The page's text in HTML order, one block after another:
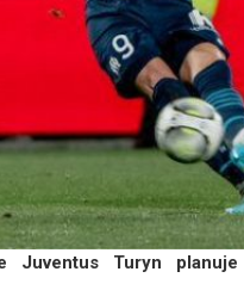
Juventus Turyn